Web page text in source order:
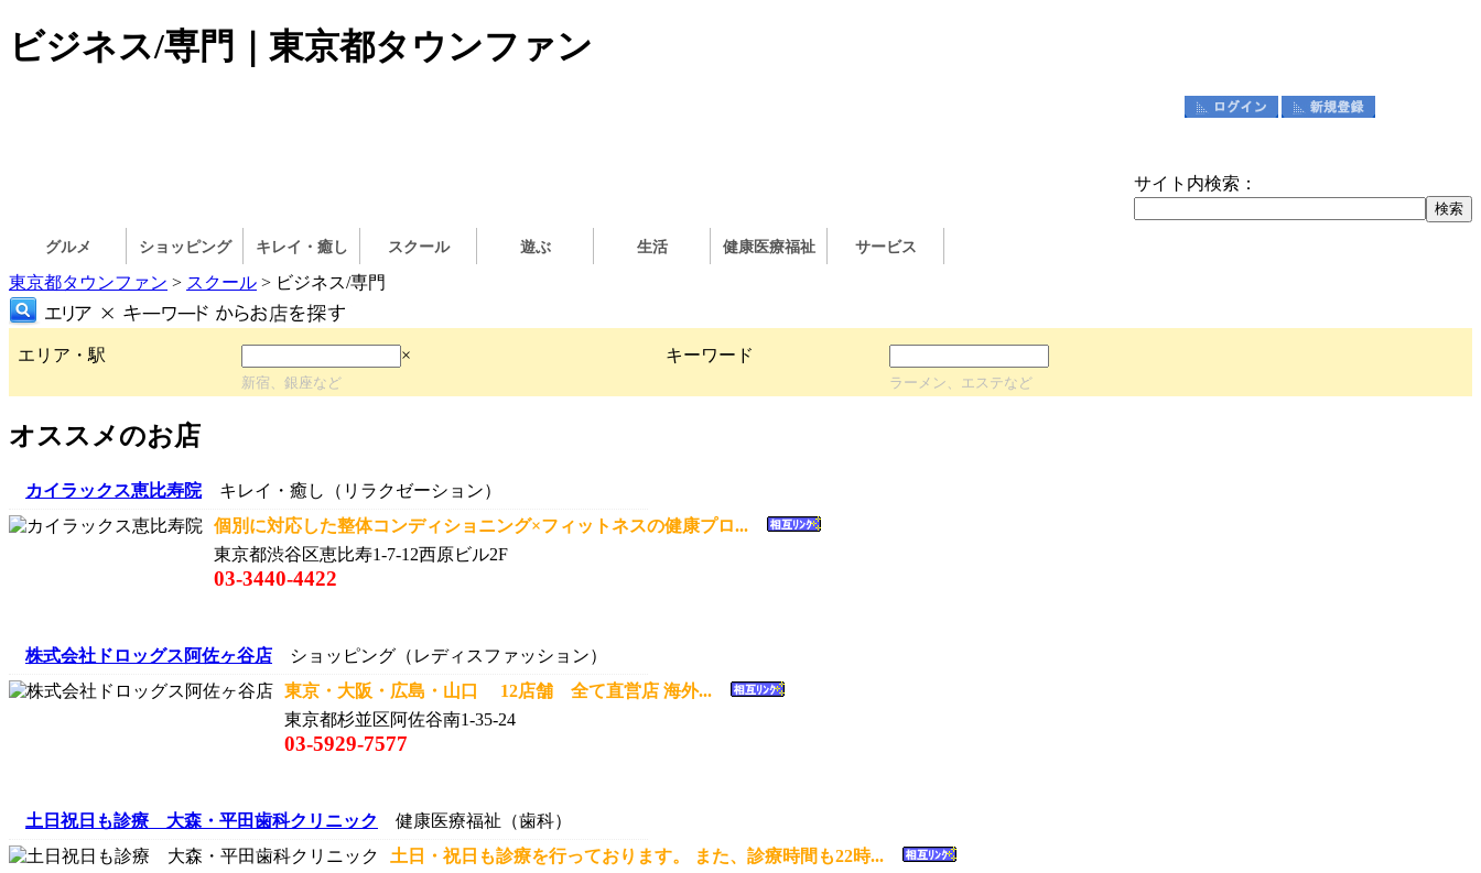
ビジネス/専門｜東京都タウンファン
サイト内検索：
グルメ ショッピング キレイ・癒し スクール 遊ぶ 生活 健康医療福祉 サービス
東京都タウンファン > スクール > ビジネス/専門
エリア・駅 × キーワード
新宿、銀座など ラーメン、エステなど
オススメのお店
カイラックス恵比寿院キレイ・癒し（リラクゼーション）
個別に対応した整体コンディショニング×フィットネスの健康プロ...
東京都渋谷区恵比寿1-7-12西原ビル2F
03-3440-4422
株式会社ドロッグス阿佐ヶ谷店 ショッピング（レディスファッション）
東京・大阪・広島・山口 12店舗 全て直営店 海外...
東京都杉並区阿佐谷南1-35-24
03-5929-7577
土日祝日も診療 大森・平田歯科クリニック
健康医療福祉（歯科）
土日・祝日も診療を行っております。 また、診療時間も22時...